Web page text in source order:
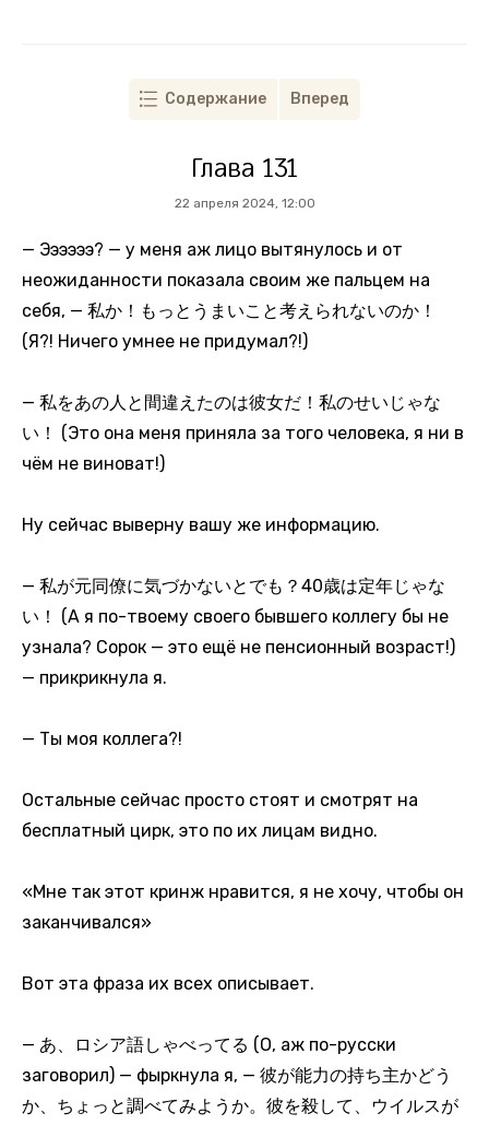
Содержание Вперед
Глава 131
22 апреля 2024, 12:00
— Ээээээ? — у меня аж лицо вытянулось и от
неожиданности показала своим же пальцем на
себя, — 私か！もっとうまいこと考えられないのか！
(Я?! Ничего умнее не придумал?!)
— 私をあの人と間違えたのは彼女だ！私のせいじゃな
い！ (Это она меня приняла за того человека, я ни в
чём не виноват!)
Ну сейчас выверну вашу же информацию.
— 私が元同僚に気づかないとでも？40歳は定年じゃな
い！ (А я по-твоему своего бывшего коллегу бы не
узнала? Сорок — это ещё не пенсионный возраст!)
— прикрикнула я.
— Ты моя коллега?!
Остальные сейчас просто стоят и смотрят на
бесплатный цирк, это по их лицам видно.
«Мне так этот кринж нравится, я не хочу, чтобы он
заканчивался»
Вот эта фраза их всех описывает.
— あ、ロシア語しゃべってる (О, аж по-русски
заговорил) — фыркнула я, — 彼が能力の持ち主かどう
か、ちょっと調べてみようか。彼を殺して、ウイルスが